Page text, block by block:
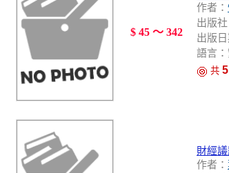
$ 45 ～ 342
作者：
出版社
出版
語言
共 5
財經
作者：